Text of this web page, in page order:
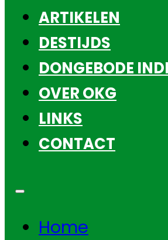
ARTIKELEN
DESTIJDS
DONGEBODE
OVER OKG
LINKS
CONTACT
Home